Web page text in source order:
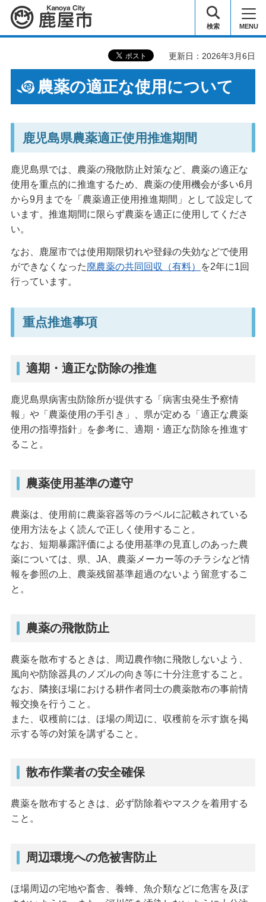
鹿屋市 検索 MENU
更新日：2026年3月6日
農薬の適正な使用について
鹿児島県農薬適正使用推進期間
鹿児島県では、農薬の飛散防止対策など、農薬の適正な
使用を重点的に推進するため、農薬の使用機会が多い6月
から9月までを「農薬適正使用推進期間」として設定して
います。推進期間に限らず農薬を適正に使用してくださ
い。
なお、鹿屋市では使用期限切れや登録の失効などで使用
ができなくなった廃農薬の共同回収（有料）
を2年に1回
行っています。
重点推進事項
適期・適正な防除の推進
鹿児島県病害虫防除所が提供する「病害虫発生予察情
報」や「農薬使用の手引き」、県が定める「適正な農薬
使用の指導指針」を参考に、適期・適正な防除を推進す
ること。
農薬使用基準の遵守
農薬は、使用前に農薬容器等のラベルに記載されている
使用方法をよく読んで正しく使用すること。
なお、短期暴露評価による使用基準の見直しのあった農
薬については、県、JA、農薬メーカー等のチラシなど情
報を参照の上、農薬残留基準超過のないよう留意するこ
と。
農薬の飛散防止
農薬を散布するときは、周辺農作物に飛散しないよう、
風向や防除器具のノズルの向き等に十分注意すること。
なお、隣接ほ場における耕作者同士の農薬散布の事前情
報交換を行うこと。
また、収穫前には、ほ場の周辺に、収穫前を示す旗を掲
示する等の対策を講ずること。
散布作業者の安全確保
農薬を散布するときは、必ず防除着やマスクを着用する
こと。
周辺環境への危被害防止
ほ場周辺の宅地や畜舎、養蜂、魚介類などに危害を及ぼ